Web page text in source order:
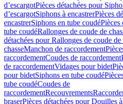
d’escargotPièces détachées pour
d’escargotSiphons à encastrerPièces
encastrerSiphons en tube coudéPièces
tube coudéRallonges de coude de
détachées pour Rallonges de coude de
chasseManchon de raccordement
raccordementCoudes de raccordement
de raccordementVidages pour bidet
pour bidetSiphons en tube coudé
tube coudéCoudes de
raccordementRecouvrements
braserPièces détachées pour Douilles